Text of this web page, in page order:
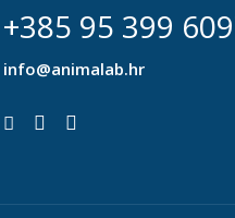
+385 95 399
info@animalab.hr